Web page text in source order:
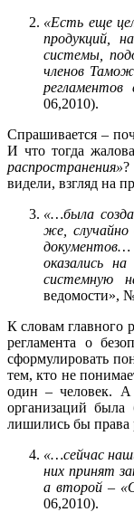
«Есть еще
продукций,
системы,
членов
06,2010).
Спрашивается –
И что тогда
распространения»?
видели, взгляд на
«…была
же, случайно
документов…
оказались
системную
ведомости»,
К словам главного
регламента о
сформулировать
тем, кто не
один – человек.
организаций
лишились бы права
«…сейчас
них принят
а второй –«О
06,2010).